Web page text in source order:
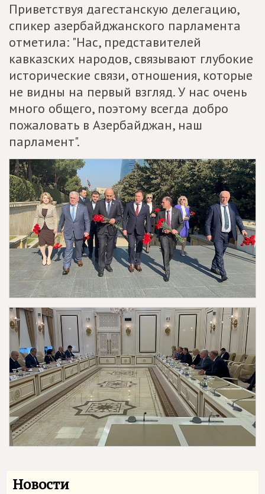
Приветствуя дагестанскую делегацию,
спикер азербайджанского парламента
отметила: "Нас, представителей
кавказских народов, связывают глубокие
исторические связи, отношения, которые
не видны на первый взгляд. У нас очень
много общего, поэтому всегда добро
пожаловать в Азербайджан, наш
парламент".
Новости